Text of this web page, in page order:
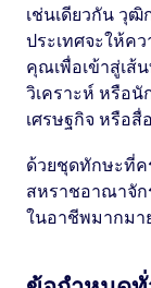
เช่นเดียวกัน วุ
ประเทศจะให้ค
คุณเพื่อเข้าสู่เส้
วิเคราะห์ หรือนั
เศรษฐกิจ หรือสื่อ
ด้วยชุดทักษะที่ค
สหราชอาณาจัก
ในอาชีพมากมา